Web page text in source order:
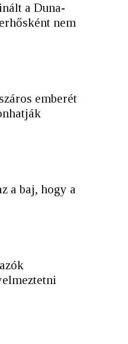
a Duna-
nem
emberét
a baj, hogy a